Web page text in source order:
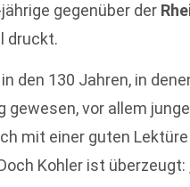
gegenüber der
druckt.
den 130 Jahren, in
gewesen, vor allem
mit einer guten
Kohler ist